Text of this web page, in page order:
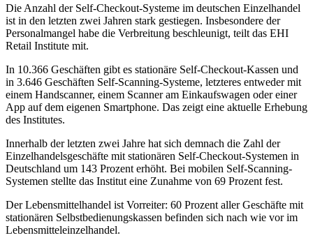
Die Anzahl der Self-Checkout-Systeme im deutschen Einzelhandel
ist in den letzten zwei Jahren stark gestiegen. Insbesondere der
Personalmangel habe die Verbreitung beschleunigt, teilt das EHI
Retail Institute mit.
In 10.366 Geschäften gibt es stationäre Self-Checkout-Kassen und
in 3.646 Geschäften Self-Scanning-Systeme, letzteres entweder mit
einem Handscanner, einem Scanner am Einkaufswagen oder einer
App auf dem eigenen Smartphone. Das zeigt eine aktuelle Erhebung
des Institutes.
Innerhalb der letzten zwei Jahre hat sich demnach die Zahl der
Einzelhandelsgeschäfte mit stationären Self-Checkout-Systemen in
Deutschland um 143 Prozent erhöht. Bei mobilen Self-Scanning-
Systemen stellte das Institut eine Zunahme von 69 Prozent fest.
Der Lebensmittelhandel ist Vorreiter: 60 Prozent aller Geschäfte mit
stationären Selbstbedienungskassen befinden sich nach wie vor im
Lebensmitteleinzelhandel.